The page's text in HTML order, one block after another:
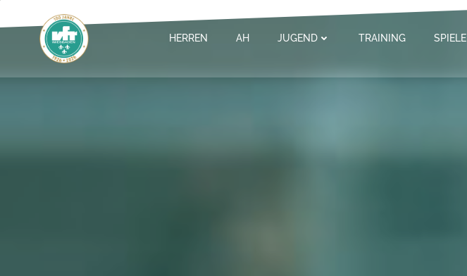
Inhalt
springen
HERREN AH JUGEND TRAINING SPIELE